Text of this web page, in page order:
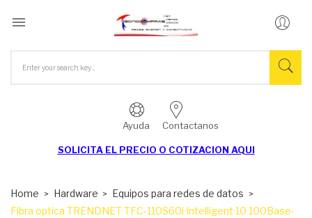

Ayuda Contactanos
SOLICITA EL PRECIO O COTIZACION AQUI
Home Hardware
Equipos para redes de datos
Fibra optica TRENDNET TFC-110S60i Intelligent 10 100Base-